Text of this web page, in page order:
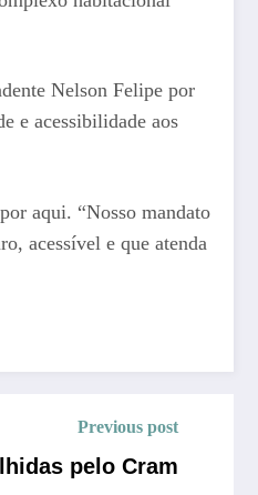
Nelson Felipe por
e acessibilidade aos
aqui. “Nosso mandato
acessível e que atenda
Previous post
pelo Cram